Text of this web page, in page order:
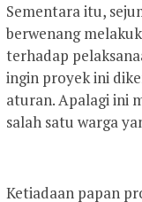
Sementara itu,
berwenang
terhadap
ingin proyek ini
aturan. Apalagi ini
salah satu warga
Ketiadaan papan